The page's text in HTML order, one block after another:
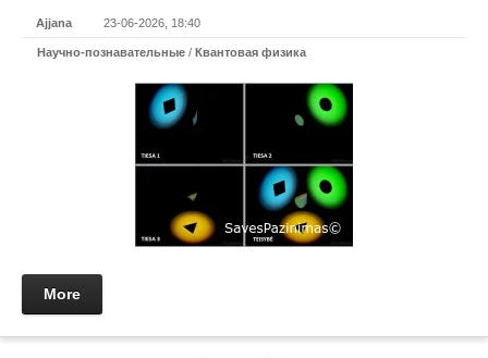
Ajjana 23-06-2026, 18:40
Научно-познавательные / Квантовая физика
More